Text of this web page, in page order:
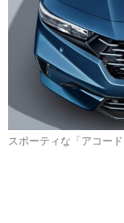
スポーティな「アコー